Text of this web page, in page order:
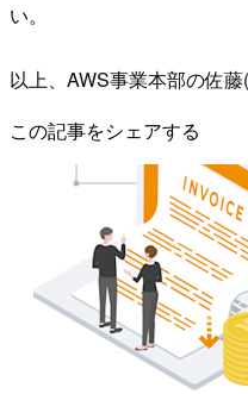
い。
以上、AWS事業本部の佐藤(
この記事をシェアする